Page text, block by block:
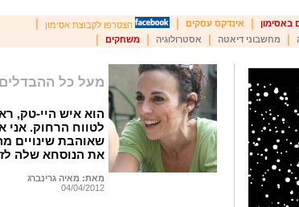
באסימון | אינדקס עסקים | הצטרפו לקבוצת אסימון |
|מחשבוני דיאטה|אסטרולוגיה|משחקים|
מעל כל ההבדלים
הוא איש היי-טק,
לטווח הרחוק. אני
שאוהבת שינויים
את הנוסחא שלה
מאת: מאיה גרינברג